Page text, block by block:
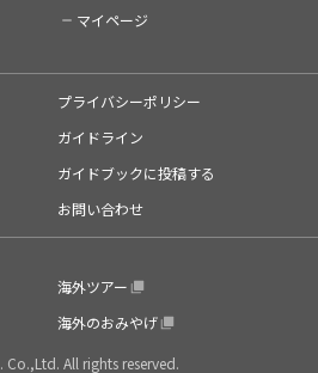
マイページ
プライバシーポリシー
ガイドライン
ガイドブックに投稿する
お問い合わせ
海外ツアー
海外のおみやげ
All rights reserved.